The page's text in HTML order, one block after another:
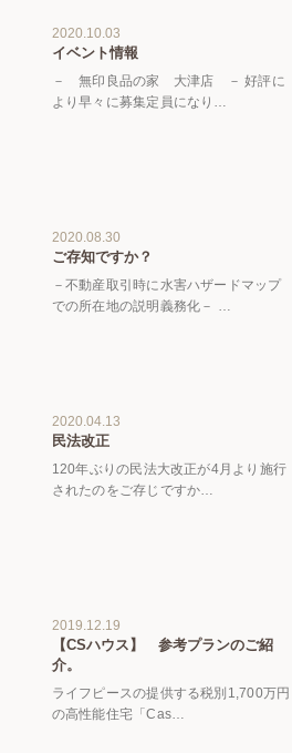
2020.10.03
イベント情報
－ 無印良品の家 大津店 － 好評に
より早々に募集定員になり…
2020.08.30
ご存知ですか？
－不動産取引時に水害ハザードマップ
での所在地の説明義務化－ …
2020.04.13
民法改正
120年ぶりの民法大改正が4月より施行
されたのをご存じですか…
2019.12.19
【CSハウス】 参考プランのご紹
介。
ライフピースの提供する税別1,700万円
の高性能住宅「Cas…